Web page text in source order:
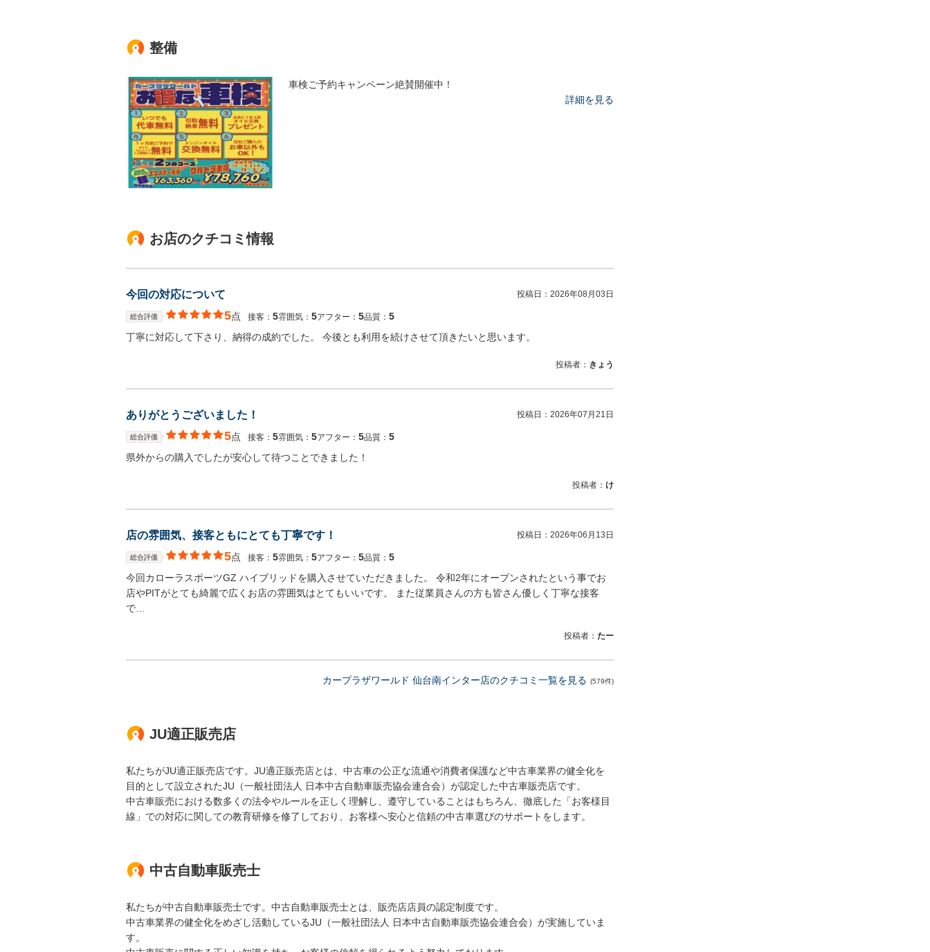
整備
車検ご予約キャンペーン絶賛開催中！
詳細を見る
お店のクチコミ情報
今回の対応について 投稿日： 2026年08月03日
総合評価 5点 接客： 5雰囲気： 5アフター： 5品質： 5
丁寧に対応して下さり、納得の成約でした。 今後とも利用を続けさせて頂きたいと思います。
投稿者： きょう
ありがとうございました！ 投稿日： 2026年07月21日
総合評価 5点 接客： 5雰囲気： 5アフター： 5品質： 5
県外からの購入でしたが安心して待つことできました！
投稿者： け
店の雰囲気、接客ともにとても丁寧です！ 投稿日： 2026年06月13日
総合評価 5点 接客： 5雰囲気： 5アフター： 5品質： 5
今回カローラスポーツGZ ハイブリッドを購入させていただきました。 令和2年にオープンされたという事でお
店やPITがとても綺麗で広くお店の雰囲気はとてもいいです。 また従業員さんの方も皆さん優しく丁寧な接客
で…
投稿者： たー
カープラザワールド 仙台南インター店のクチコミ一覧を見る (579件)
JU適正販売店
私たちがJU適正販売店です。JU適正販売店とは、中古車の公正な流通や消費者保護など中古車業界の健全化を
目的として設立されたJU（一般社団法人 日本中古自動車販売協会連合会）が認定した中古車販売店です。
中古車販売における数多くの法令やルールを正しく理解し、遵守していることはもちろん、徹底した「お客様目
線」での対応に関しての教育研修を修了しており、お客様へ安心と信頼の中古車選びのサポートをします。
中古自動車販売士
私たちが中古自動車販売士です。中古自動車販売士とは、販売店店員の認定制度です。
中古車業界の健全化をめざし活動しているJU（一般社団法人 日本中古自動車販売協会連合会）が実施していま
す。